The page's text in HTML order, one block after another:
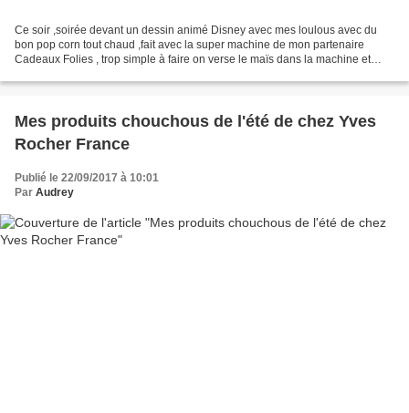
Ce soir ,soirée devant un dessin animé Disney avec mes loulous avec du
bon pop corn tout chaud ,fait avec la super machine de mon partenaire
Cadeaux Folies , trop simple à faire on verse le maïs dans la machine et
Mes produits chouchous de l'été de chez Yves
Rocher France
Publié le 22/09/2017 à 10:01
Par Audrey